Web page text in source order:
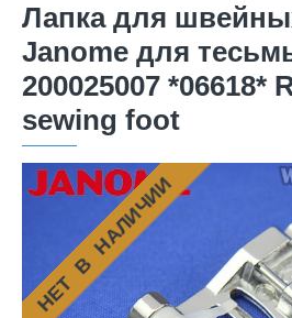
Лапка для
Janome для
200025007 *06618*
sewing foot
НЕТ В НАЛИЧИИ